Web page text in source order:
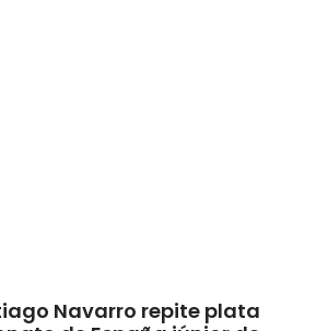
Navarro repite plata